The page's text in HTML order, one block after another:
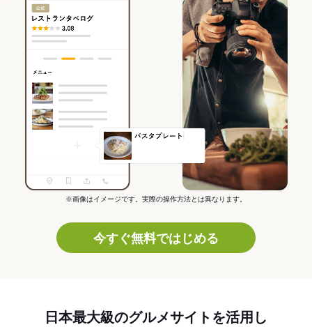
※画像はイメージです。実際の操作方法とは異なります。
今すぐ無料ではじめる
日本最大級のグルメサイトを活用し